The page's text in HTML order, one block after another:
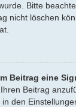
Bitte
nicht löschen
Beitrag eine
Beitrag
den